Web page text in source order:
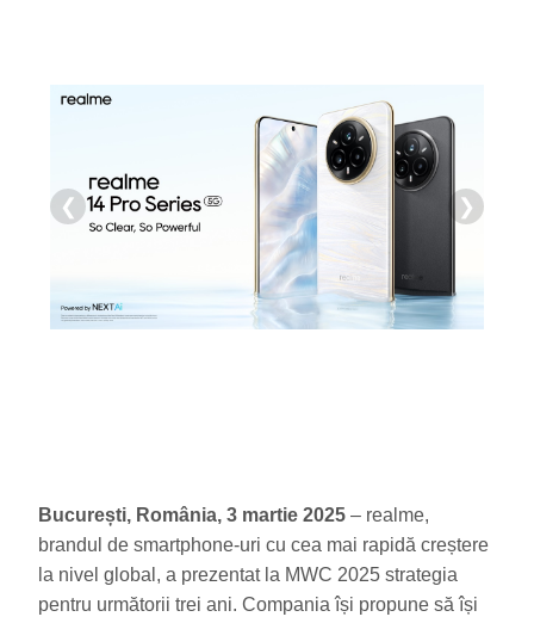
❮ ❯
București, România, 3 martie 2025 – realme,
brandul de smartphone-uri cu cea mai rapidă creștere
la nivel global, a prezentat la MWC 2025 strategia
pentru următorii trei ani. Compania își propune să își